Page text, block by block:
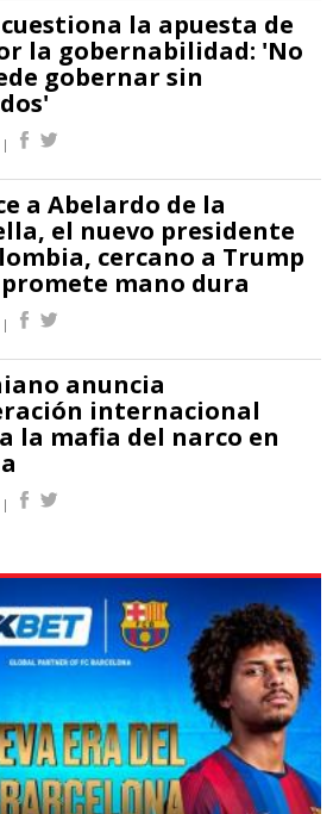
la apuesta de
la gobernabilidad: 'No
gobernar sin
|
a Abelardo de la
el nuevo presidente
cercano a Trump
mano dura
|
anuncia
internacional
la mafia del narco en
|